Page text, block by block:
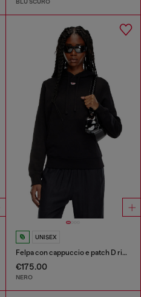
BLU SCURO
UNISEX
Felpa con cappuccio e patch D ricamata
€175.00
NERO